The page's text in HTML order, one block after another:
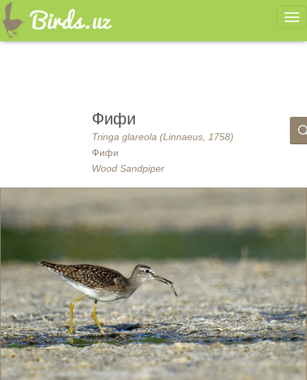
Фифи
Tringa glareola (Linnaeus, 1758)
Фифи
Wood Sandpiper